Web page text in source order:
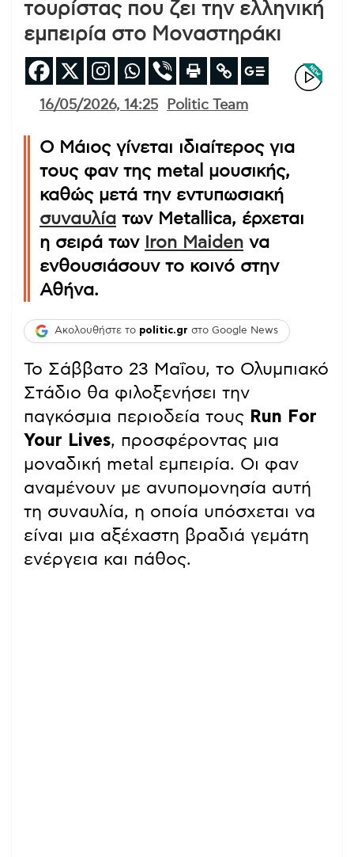
τουρίστας που ζει την ελληνική
εμπειρία στο Μοναστηράκι
16/05/2026, 14:25 Politic Team
Ο Μάιος γίνεται ιδιαίτερος για
τους φαν της metal μουσικής,
καθώς μετά την εντυπωσιακή
συναυλία των Metallica, έρχεται
η σειρά των Iron Maiden να
ενθουσιάσουν το κοινό στην
Αθήνα.
Ακολουθήστε το politic.gr στο Google News
Το Σάββατο 23 Μαΐου, το Ολυμπιακό
Στάδιο θα φιλοξενήσει την
παγκόσμια περιοδεία τους Run For
Your Lives, προσφέροντας μια
μοναδική metal εμπειρία. Οι φαν
αναμένουν με ανυπομονησία αυτή
τη συναυλία, η οποία υπόσχεται να
είναι μια αξέχαστη βραδιά γεμάτη
ενέργεια και πάθος.